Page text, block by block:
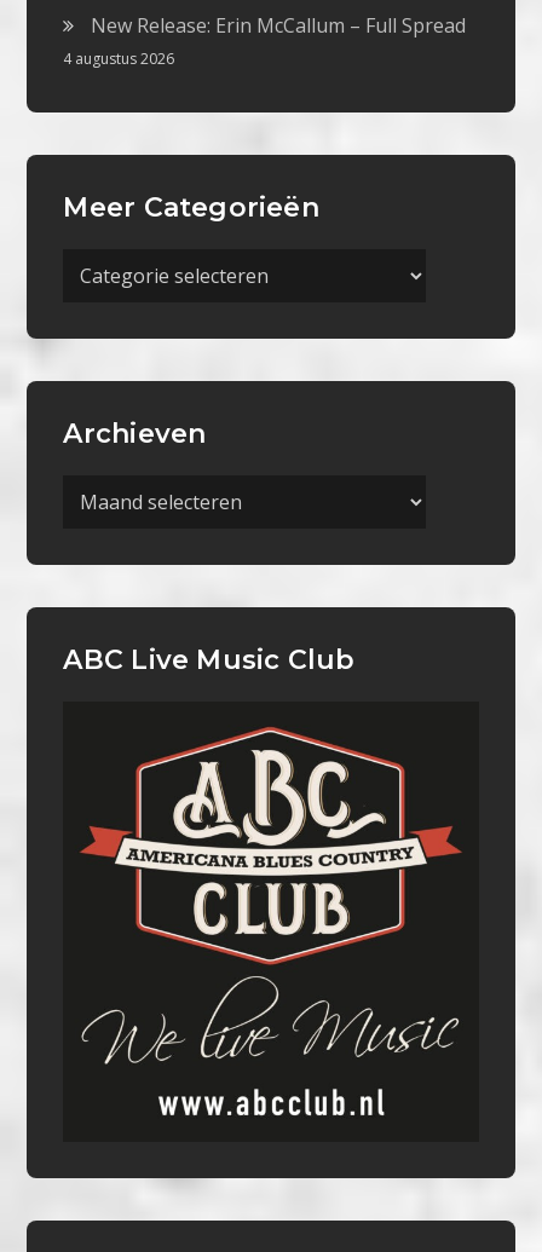
New Release: Erin McCallum – Full Spread
4 augustus 2026
Meer Categorieën
Meer
Archieven
Archieven
ABC Live Music Club